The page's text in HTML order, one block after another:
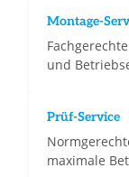
Montage-
und
Prüf-Service
maximale